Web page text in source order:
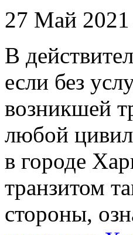
27 Май
В
если без
возникшей
любой
в городе
транзитом
стороны,